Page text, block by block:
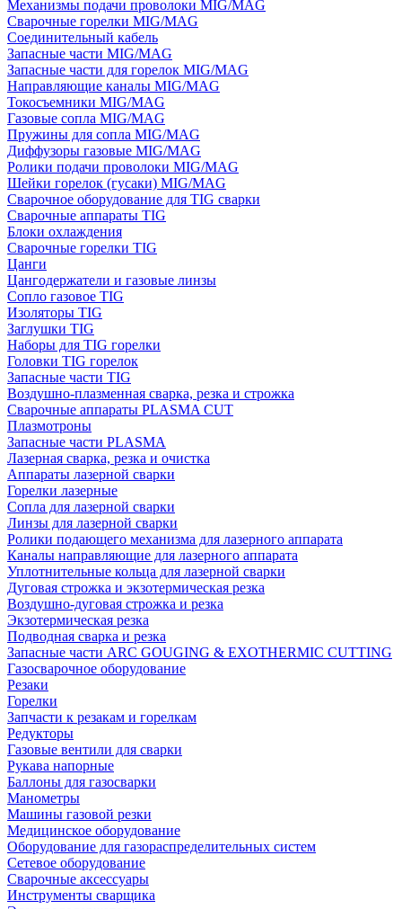
Механизмы подачи проволоки MIG/MAG
Сварочные горелки MIG/MAG
Соединительный кабель
Запасные части MIG/MAG
Запасные части для горелок MIG/MAG
Направляющие каналы MIG/MAG
Токосъемники MIG/MAG
Газовые сопла MIG/MAG
Пружины для сопла MIG/MAG
Диффузоры газовые MIG/MAG
Ролики подачи проволоки MIG/MAG
Шейки горелок (гусаки) MIG/MAG
Сварочное оборудование для TIG сварки
Сварочные аппараты TIG
Блоки охлаждения
Сварочные горелки TIG
Цанги
Цангодержатели и газовые линзы
Сопло газовое TIG
Изоляторы TIG
Заглушки TIG
Наборы для TIG горелки
Головки TIG горелок
Запасные части TIG
Воздушно-плазменная сварка, резка и строжка
Сварочные аппараты PLASMA CUT
Плазмотроны
Запасные части PLASMA
Лазерная сварка, резка и очистка
Аппараты лазерной сварки
Горелки лазерные
Сопла для лазерной сварки
Линзы для лазерной сварки
Ролики подающего механизма для лазерного аппарата
Каналы направляющие для лазерного аппарата
Уплотнительные кольца для лазерной сварки
Дуговая строжка и экзотермическая резка
Воздушно-дуговая строжка и резка
Экзотермическая резка
Подводная сварка и резка
Запасные части ARC GOUGING & EXOTHERMIC CUTTING
Газосварочное оборудование
Резаки
Горелки
Запчасти к резакам и горелкам
Редукторы
Газовые вентили для сварки
Рукава напорные
Баллоны для газосварки
Манометры
Машины газовой резки
Медицинское оборудование
Оборудование для газораспределительных систем
Сетевое оборудование
Сварочные аксессуары
Инструменты сварщика